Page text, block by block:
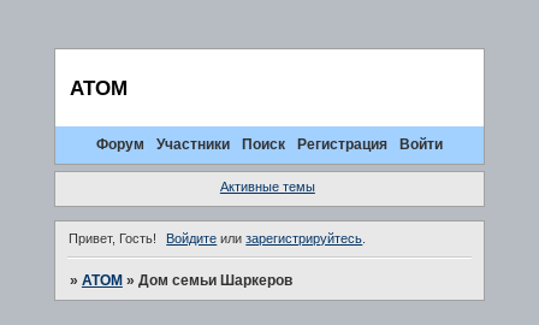
ATOM
Форум Участники Поиск Регистрация Войти
Активные темы
Привет, Гость! Войдите илизарегистрируйтесь.
» ATOM » Дом семьи Шаркеров